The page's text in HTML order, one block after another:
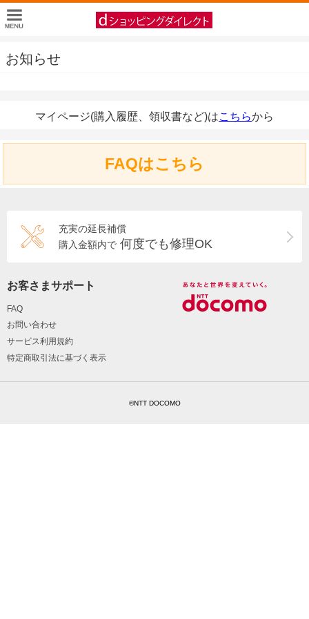
お知らせ
マイページ(購入履歴、領収書など)はこちらから
FAQはこちら
充実の延長補償
購入金額内で 何度でも修理OK
お客さまサポート
FAQ
お問い合わせ
サービス利用規約
特定商取引法に基づく表示
©NTT DOCOMO